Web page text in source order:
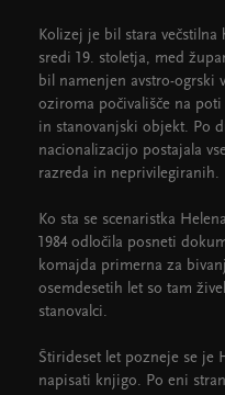
Kolizej je bil stara večstilna
sredi 19. stoletja, med
bil namenjen avstro-ogrski
oziroma počivališče na
in stanovanjski objekt. Po
nacionalizacijo postajala
razreda in neprivilegiranih.
Ko sta se scenaristka
1984 odločila posneti
komajda primerna za
osemdesetih let so tam
stanovalci.
Štirideset let pozneje se je
napisati knjigo. Po eni